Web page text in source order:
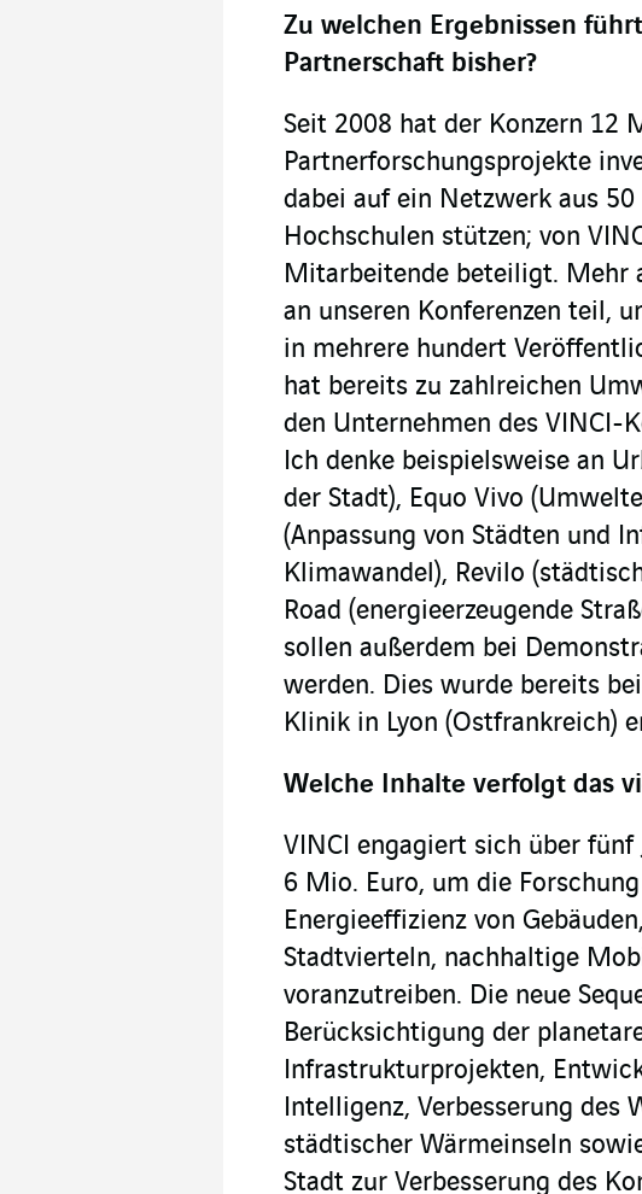
Zu welchen Ergebnissen
Partnerschaft bisher?
Seit 2008 hat der Konzern 12
Partnerforschungsprojekte
dabei auf ein Netzwerk aus 50
Hochschulen stützen; von
Mitarbeitende beteiligt. Mehr
an unseren Konferenzen teil,
in mehrere hundert
hat bereits zu zahlreichen
den Unternehmen des VINCI-
Ich denke beispielsweise an
der Stadt), Equo Vivo
(Anpassung von Städten und
Klimawandel), Revilo
Road (energieerzeugende
sollen außerdem bei
werden. Dies wurde bereits
Klinik in Lyon (Ostfrankreich)
Welche Inhalte verfolgt das
VINCI engagiert sich über
6 Mio. Euro, um die
Energieeffizienz von
Stadtvierteln, nachhaltige
voranzutreiben. Die neue
Berücksichtigung der
Infrastrukturprojekten,
Intelligenz, Verbesserung des
städtischer Wärmeinseln
Stadt zur Verbesserung des